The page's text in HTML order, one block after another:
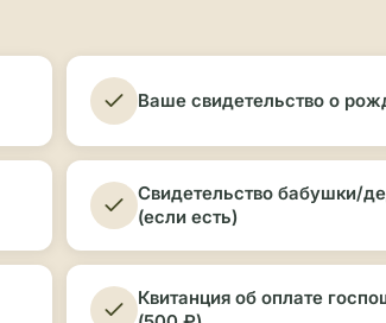
Ваше свидетельство о
Свидетельство бабушки/
(если есть)
Квитанция об оплате